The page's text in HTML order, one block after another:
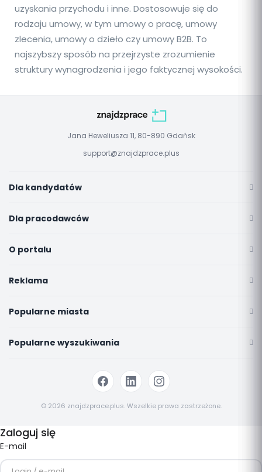
uzyskania przychodu i inne. Dostosowuje się do
rodzaju umowy, w tym umowy o pracę, umowy
zlecenia, umowy o dzieło czy umowy B2B. To
najszybszy sposób na przejrzyste zrozumienie
struktury wynagrodzenia i jego faktycznej wysokości.
Jana Heweliusza 11, 80-890 Gdańsk
support@znajdzprace.plus
Dla kandydatów
Dla pracodawców
O portalu
Reklama
Popularne miasta
Popularne wyszukiwania
© 2026 znajdzprace.plus. Wszelkie prawa zastrzeżone.
Zaloguj się
E-mail